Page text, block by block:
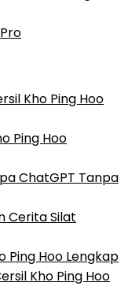
Kho Ping Hoo
Ping Hoo
ChatGPT Tanpa
Cerita Silat
Ping Hoo Lengkap
Kho Ping Hoo